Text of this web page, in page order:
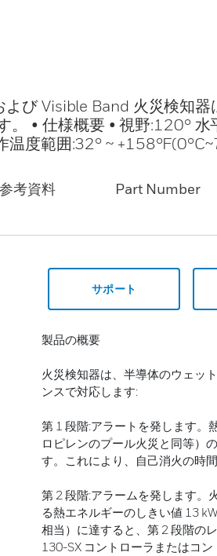
び Visible Band 火災検知器
。 • 仕様概要 • 視野:120° 水
度範囲:32° ~
参考資料 Part Number
サポート
製品の概要
火災検知器は、半導体のウェッ
ンスで対応します:
第 1 段階:アラートを発します。
ロピレンのプール火災と同等）
す。これにより、自己消火の時
第 2 段階:アラームを発します
る熱エネルギーのしきい値 13
相当）に達すると、第 2 段階の
130-SX コントローラまたはコ